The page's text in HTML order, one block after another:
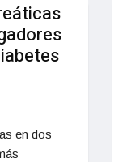
en dos